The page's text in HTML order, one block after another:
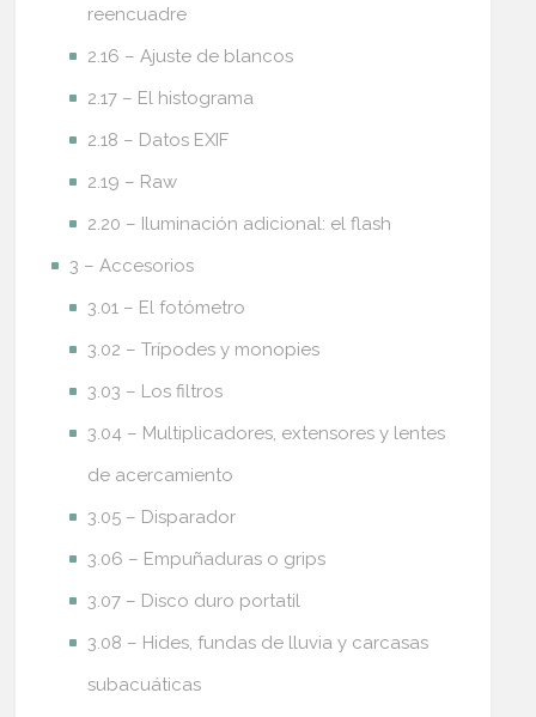
reencuadre
2.16 – Ajuste de blancos
2.17 – El histograma
2.18 – Datos EXIF
2.19 – Raw
2.20 – Iluminación adicional: el flash
3 – Accesorios
3.01 – El fotómetro
3.02 – Trípodes y monopies
3.03 – Los filtros
3.04 – Multiplicadores, extensores y lentes
de acercamiento
3.05 – Disparador
3.06 – Empuñaduras o grips
3.07 – Disco duro portatil
3.08 – Hides, fundas de lluvia y carcasas
subacuáticas